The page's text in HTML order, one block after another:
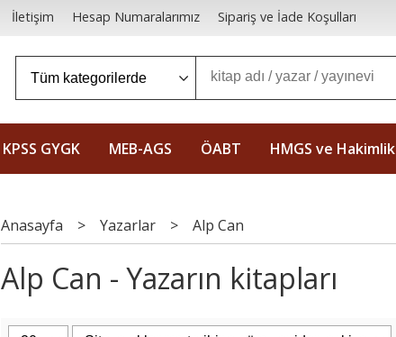
İletişim Hesap Numaralarımız Sipariş ve İade Koşulları
KPSS GYGK MEB-AGS ÖABT HMGS ve Hakimlik
Anasayfa > Yazarlar > Alp Can
Alp Can - Yazarın kitapları